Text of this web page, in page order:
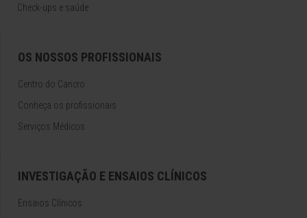
Check-ups e saúde
OS NOSSOS PROFISSIONAIS
Centro do Cancro
Conheça os profissionais
Serviços Médicos
INVESTIGAÇÃO E ENSAIOS CLÍNICOS
Ensaios Clínicos